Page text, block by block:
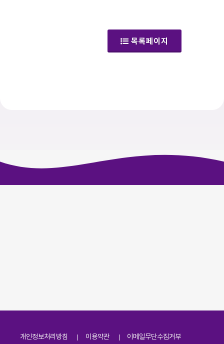
목록페이지
개인정보처리방침 이용약관 이메일무단수집거부